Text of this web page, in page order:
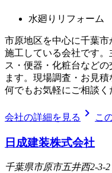
水廻りリフォーム
市原地区を中心に千葉
施工している会社です
ス・便器・化粧台など
ます。現場調査・お見積
何でもお気軽にご相談く
会社の詳細を見る chevron_right こ
日成建装株式会社
千葉県市原市五井西2-3-2